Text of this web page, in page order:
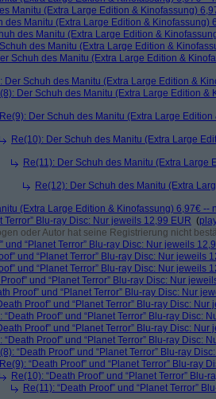
Manitu (Extra Large Edition & Kinofassung)
des Manitu (Extra Large Edition & Kinofassung)
des Manitu (Extra Large Edition &
des Manitu (Extra Large Edition &
Schuh des Manitu (Extra Large Edition &
Der Schuh des Manitu (Extra Large Edition &
Der Schuh des Manitu (Extra Large Edition &
Re(9): Der Schuh des Manitu (Extra Large
Re(10): Der Schuh des Manitu (Extra Large
Re(11): Der Schuh des Manitu (Extra Large
Re(12): Der Schuh des Manitu (Extra
(Extra Large Edition & Kinofassung) 6,97€ --
Terror” Blu-ray Disc: Nur jeweils 12,99 EUR (
oder Autor hat seine Registrierung nicht
und “Planet Terror” Blu-ray Disc: Nur jeweils
und “Planet Terror” Blu-ray Disc: Nur jeweils
und “Planet Terror” Blu-ray Disc: Nur jeweils
und “Planet Terror” Blu-ray Disc: Nur
Proof” und “Planet Terror” Blu-ray Disc: Nur
Proof” und “Planet Terror” Blu-ray Disc:
“Death Proof” und “Planet Terror” Blu-ray Disc:
Proof” und “Planet Terror” Blu-ray Disc:
“Death Proof” und “Planet Terror” Blu-ray Disc:
“Death Proof” und “Planet Terror” Blu-ray
Re(9): “Death Proof” und “Planet Terror” Blu-ray
Re(10): “Death Proof” und “Planet Terror”
Re(11): “Death Proof” und “Planet Terror”